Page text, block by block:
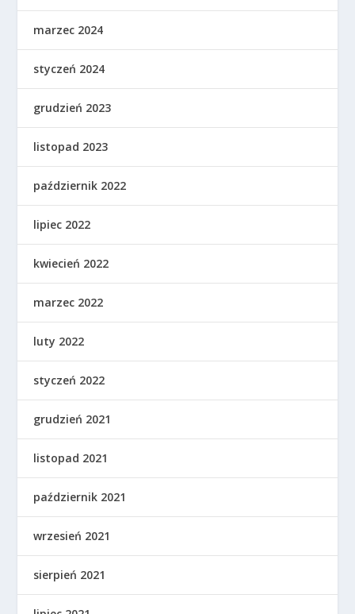
marzec 2024
styczeń 2024
grudzień 2023
listopad 2023
październik 2022
lipiec 2022
kwiecień 2022
marzec 2022
luty 2022
styczeń 2022
grudzień 2021
listopad 2021
październik 2021
wrzesień 2021
sierpień 2021